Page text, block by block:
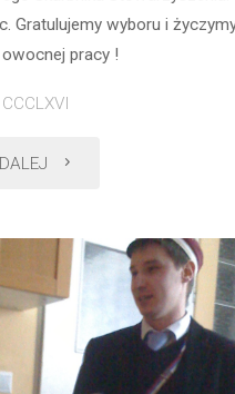
Gratulujemy wyboru i
pracy !
"Zebranie
w
Warszawie"